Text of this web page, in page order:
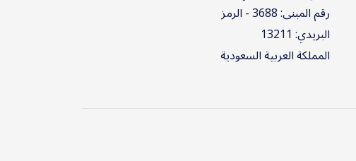
رقم المبنى: 3688 - الرمز
البريدي: 13211
المملكة العربية السعودية